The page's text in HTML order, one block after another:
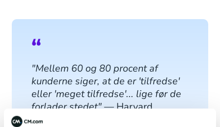
"Mellem 60 og 80 procent af
kunderne siger, at de er 'tilfredse'
eller 'meget tilfredse'... lige før de
forlader stedet"— Harvard
Business Review